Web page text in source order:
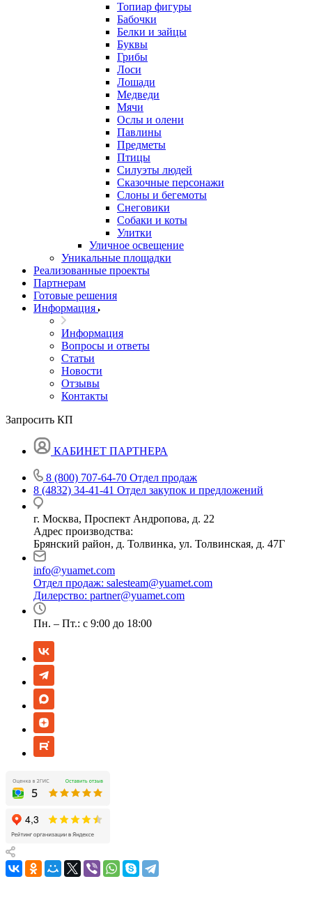
Топиар фигуры
Бабочки
Белки и зайцы
Буквы
Грибы
Лоси
Лошади
Медведи
Мячи
Ослы и олени
Павлины
Предметы
Птицы
Силуэты людей
Сказочные персонажи
Слоны и бегемоты
Снеговики
Собаки и коты
Улитки
Уличное освещение
Уникальные площадки
Реализованные проекты
Партнерам
Готовые решения
Информация
Информация
Вопросы и ответы
Статьи
Новости
Отзывы
Контакты
Запросить КП
КАБИНЕТ ПАРТНЕРА
8 (800) 707-64-70 Отдел продаж
8 (4832) 34-41-41 Отдел закупок и предложений
г. Москва, Проспект Андропова, д. 22
Адрес производства:
Брянский район, д. Толвинка, ул. Толвинская, д. 47Г
info@yuamet.com
Отдел продаж: salesteam@yuamet.com
Дилерство: partner@yuamet.com
Пн. – Пт.: с 9:00 до 18:00